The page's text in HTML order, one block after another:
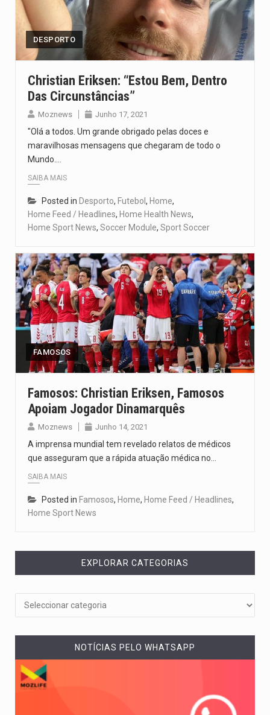
Segundo as autoridades canadianas, mais de 200 incêndios florestais continuam…
DESPORTO
Christian Eriksen: “Estou Bem, Dentro
Das Circunstâncias”
Moznews Junho 17, 2021
"Olá a todos. Um grande obrigado pelas doces e
maravilhosas mensagens que chegaram de todo o
Mundo.…
SAIBA MAIS
Posted in Desporto, Futebol , Home,
Home Feed / Headlines, Home Health News,
Home Sport News, Soccer Module, Sport Soccer
FAMOSOS
Famosos: Christian Eriksen, Famosos
Apoiam Jogador Dinamarquês
Moznews Junho 14, 2021
A imprensa mundial tem revelado relatos de médicos
que asseguram que a rápida atuação médica no…
SAIBA MAIS
Posted in Famosos, Home, Home Feed / Headlines,
Home Sport News
EXPLORAR CATEGORIAS
NOTÍCIAS PELO WHATSAPP